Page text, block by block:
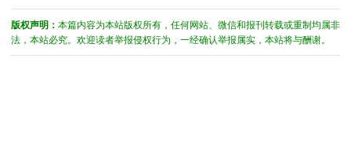
版权声明： 本篇内容为本站版权所有，任何网站、微信和报刊转载或重制均属非
法，本站必究。欢迎读者举报侵权行为，一经确认举报属实，本站将与酬谢。